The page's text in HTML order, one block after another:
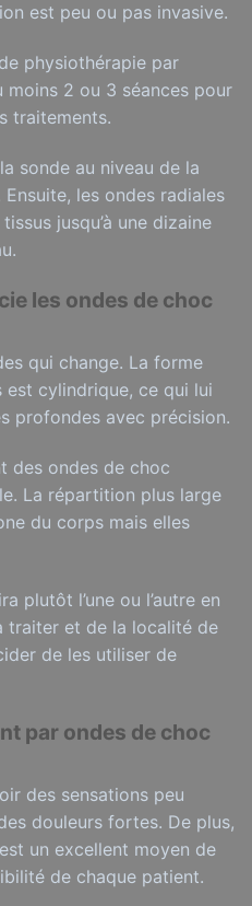
est peu ou pas invasive.
physiothérapie par
moins 2 ou 3 séances pour
traitements.
sonde au niveau de la
les ondes radiales
jusqu’à une dizaine
les ondes de choc
qui change. La forme
cylindrique, ce qui lui
profondes avec précision.
des ondes de choc
La répartition plus large
du corps mais elles
plutôt l’une ou l’autre en
traiter et de la localité de
de les utiliser de
par ondes de choc
des sensations peu
douleurs fortes. De plus,
un excellent moyen de
de chaque patient.